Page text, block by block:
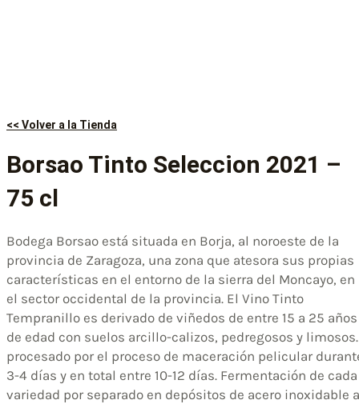
<< Volver a la Tienda
Borsao Tinto Seleccion 2021 –
75 cl
Bodega Borsao está situada en Borja, al noroeste de la
provincia de Zaragoza, una zona que atesora sus propias
características en el entorno de la sierra del Moncayo, en
el sector occidental de la provincia. El Vino Tinto
Tempranillo es derivado de viñedos de entre 15 a 25 años
de edad con suelos arcillo-calizos, pedregosos y limosos.
procesado por el proceso de maceración pelicular
3-4 días y en total entre 10-12 días. Fermentación de cada
variedad por separado en depósitos de acero inoxidable a